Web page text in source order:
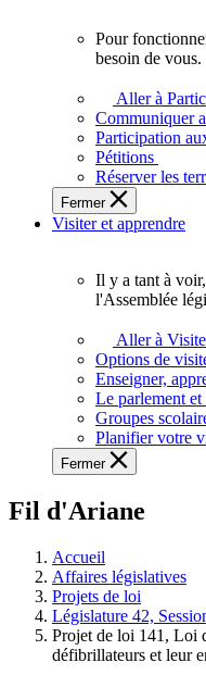
plein
potentiel,
l'Assemblée
a
besoin
de
Pour
besoin de vous.
Aller à
Communiquer
Participation
Pétitions
Réserver les
Fermer
Visiter et apprendre
voir,
apprendre
et
à
à
législative.
Il y a tant à
l'Assemblée
Aller à
Options de
Enseigner,
Le parlement
Groupes
Planifier votre
Fermer
Fil d'Ariane
Accueil
Affaires législatives
Projets de loi
Législature 42,
Projet de loi 141, Loi
défibrillateurs et leur